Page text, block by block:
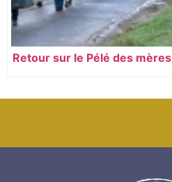
Retour sur le Pélé des mères